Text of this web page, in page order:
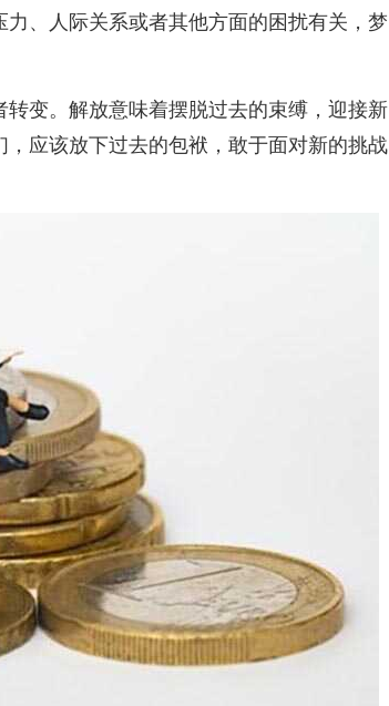
、人际关系或者其他方面的困扰有关，梦
变。解放意味着摆脱过去的束缚，迎接新
应该放下过去的包袱，敢于面对新的挑战